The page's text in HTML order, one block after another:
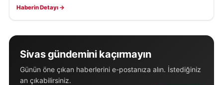
Haberin Detayı →
Sivas gündemini kaçırmayın
Günün öne çıkan haberlerini e-postanıza alın. İstediğiniz
an çıkabilirsiniz.